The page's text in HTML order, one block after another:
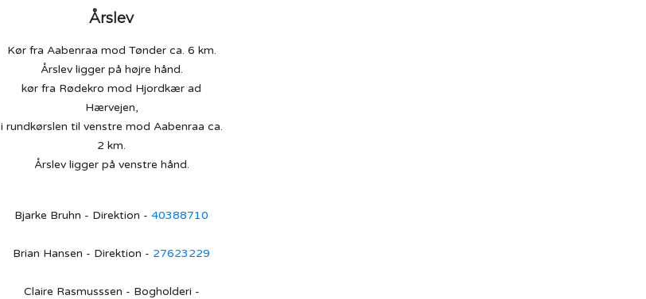
Årslev
Kør fra Aabenraa mod Tønder ca. 6 km.
Årslev ligger på højre hånd.
kør fra Rødekro mod Hjordkær ad
Hærvejen,
i rundkørslen til venstre mod Aabenraa ca.
2 km.
Årslev ligger på venstre hånd.
Bjarke Bruhn - Direktion - 40388710
Brian Hansen - Direktion - 27623229
Claire Rasmusssen - Bogholderi -